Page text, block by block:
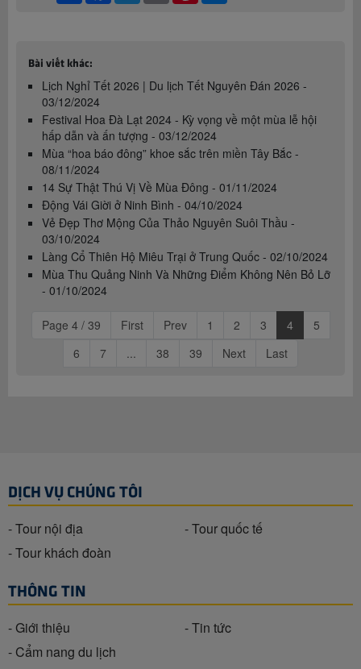
Bài viết khác:
Lịch Nghỉ Tết 2026 | Du lịch Tết Nguyên Đán 2026 -
03/12/2024
Festival Hoa Đà Lạt 2024 - Kỳ vọng về một mùa lễ hội
hấp dẫn và ấn tượng - 03/12/2024
Mùa “hoa báo đông” khoe sắc trên miền Tây Bắc -
08/11/2024
14 Sự Thật Thú Vị Về Mùa Đông - 01/11/2024
Động Vái Giời ở Ninh Bình - 04/10/2024
Vẻ Đẹp Thơ Mộng Của Thảo Nguyên Suôi Thầu -
03/10/2024
Làng Cổ Thiên Hộ Miêu Trại ở Trung Quốc - 02/10/2024
Mùa Thu Quảng Ninh Và Những Điểm Không Nên Bỏ Lỡ
- 01/10/2024
Page 4 / 39 First Prev 1 2 3 4
5
6
7 ... 38 39 Next Last
DỊCH VỤ CHÚNG TÔI
- Tour nội địa
- Tour quốc tế
- Tour khách đoàn
THÔNG TIN
- Giới thiệu
- Tin tức
- Cẩm nang du lịch